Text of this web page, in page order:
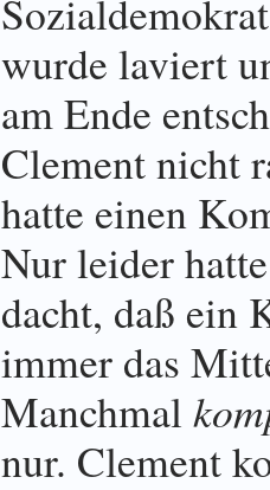
wurde laviert
am Ende
Clement nicht
hatte einen
Nur leider
dacht, daß ein
immer das
Manch­mal
nur. Clement